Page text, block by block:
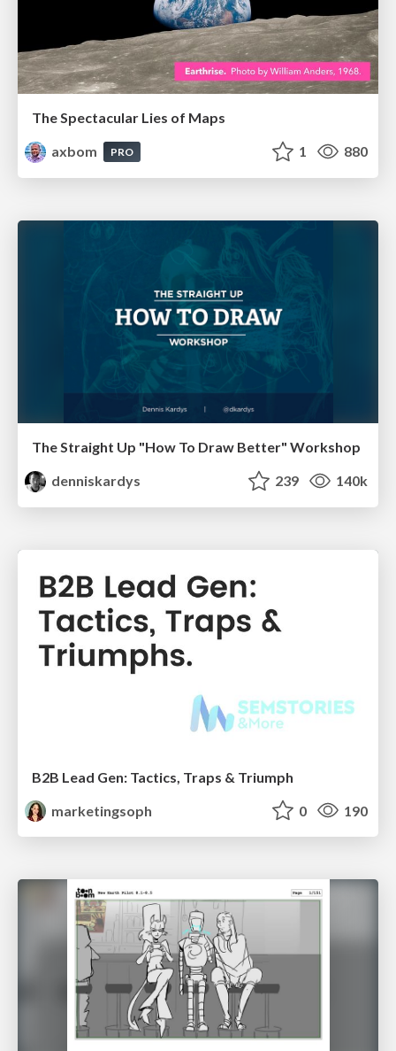
The Spectacular Lies of Maps
axbom
PRO 1 880
The Straight Up "How To Draw Better" Workshop
denniskardys
239 140k
B2B Lead Gen: Tactics, Traps & Triumph
marketingsoph
0 190